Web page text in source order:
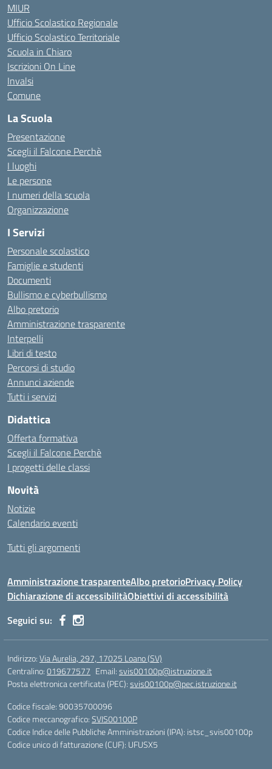
MIUR
Ufficio Scolastico Regionale
Ufficio Scolastico Territoriale
Scuola in Chiaro
Iscrizioni On Line
Invalsi
Comune
La Scuola
Presentazione
Scegli il Falcone Perchè
I luoghi
Le persone
I numeri della scuola
Organizzazione
I Servizi
Personale scolastico
Famiglie e studenti
Documenti
Bullismo e cyberbullismo
Albo pretorio
Amministrazione trasparente
Interpelli
Libri di testo
Percorsi di studio
Annunci aziende
Tutti i servizi
Didattica
Offerta formativa
Scegli il Falcone Perchè
I progetti delle classi
Novità
Notizie
Calendario eventi
Tutti gli argomenti
Amministrazione trasparenteAlbo pretorioPrivacy Policy
Dichiarazione di accessibilitàObiettivi di accessibilità
Seguici su:
Indirizzo:Via Aurelia, 297, 17025 Loano (SV)
Centralino:019677577 Email:svis00100p@istruzione.it
Posta elettronica certificata (PEC):svis00100p@pec.istruzione.it
Codice fiscale: 90035700096
Codice meccanografico:SVIS00100P
Codice Indice delle Pubbliche Amministrazioni (IPA): istsc_svis00100p
Codice unico di fatturazione (CUF): UFUSX5